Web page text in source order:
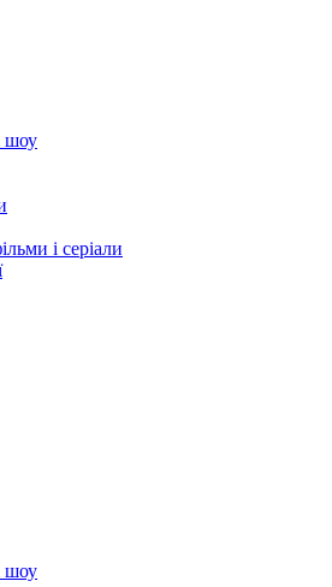
шоу
і серіали
шоу